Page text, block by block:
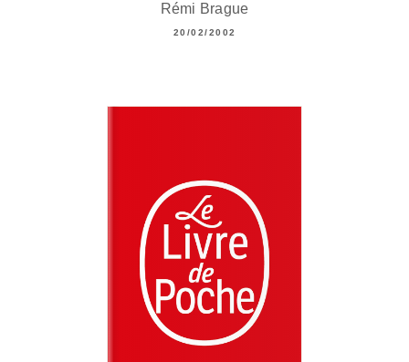
Rémi Brague
20/02/2002